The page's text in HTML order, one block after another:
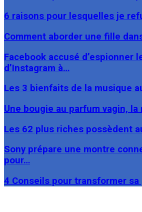
6 raisons pour lesquelles je
Comment aborder une fille
Facebook accusé d’espionner
d’Instagram à…
Les 3 bienfaits de la musique
Une bougie au parfum vagin,
Les 62 plus riches possèdent
Sony prépare une montre
pour…
4 Conseils pour transformer